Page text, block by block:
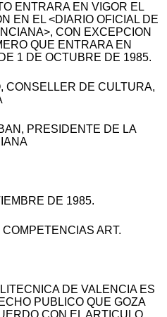
ENTRARA EN VIGOR EL
EN EL <DIARIO OFICIAL DE
CON EXCEPCION
QUE ENTRARA EN
1 DE OCTUBRE DE 1985.
CONSELLER DE CULTURA,
PRESIDENTE DE LA
DE 1985.
ART.
DE VALENCIA ES
PUBLICO QUE GOZA